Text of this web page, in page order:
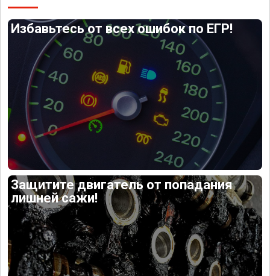
Избавьтесь от всех ошибок по ЕГР!
Защитите двигатель от попадания
лишней сажи!